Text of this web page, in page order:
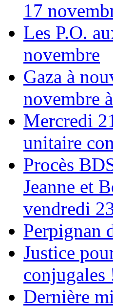
17
Les P.O.
novembre
Gaza à
novembre
Mercredi
unitaire
Procès
Jeanne et
vendredi
Perpignan
Justice
conjugales
Dernière